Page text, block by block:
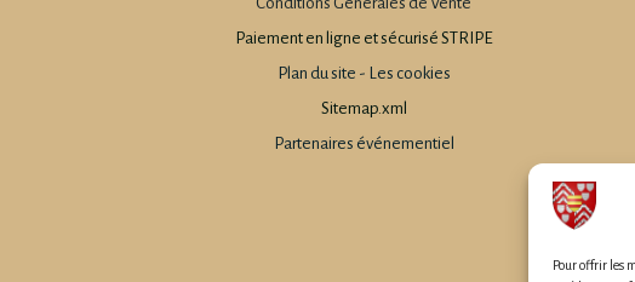
Pour offrir les
Paiement en ligne et sécurisé STRIPE
Plan du site - Les cookies
Sitemap.xml
Partenaires événementiel